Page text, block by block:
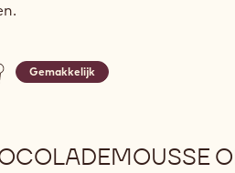
Gemakkelijk